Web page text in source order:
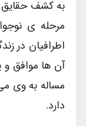
به کشف حقایق
مرحله ی
اطرافیان در
آن ها موافق و
مساله به وی
دارد.